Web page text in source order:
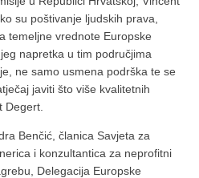
su poštivanje ljudskih prava,
temeljne vrednote Europske
napretka u tim područjima
ne samo usmena podrška te se
javiti što više kvalitetnih
Degert.
Benčić, članica Savjeta za
i konzultantica za neprofitni
Delegacija Europske